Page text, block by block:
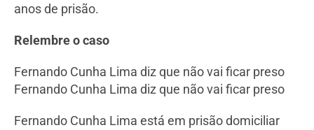
anos de prisão.
Relembre o caso
Fernando Cunha Lima diz que não vai ficar preso
Fernando Cunha Lima diz que não vai ficar preso
Fernando Cunha Lima está em prisão domiciliar